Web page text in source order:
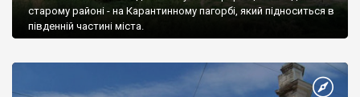
старому районі - на Карантинному пагорбі, який підноситься в
південній частині міста.